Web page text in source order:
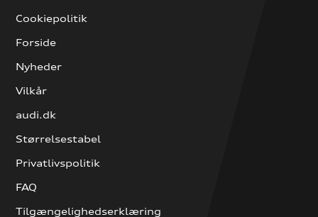
Cookiepolitik
Forside
Nyheder
Vilkår
audi.dk
Størrelsestabel
Privatlivspolitik
FAQ
Tilgængelighedserklæring